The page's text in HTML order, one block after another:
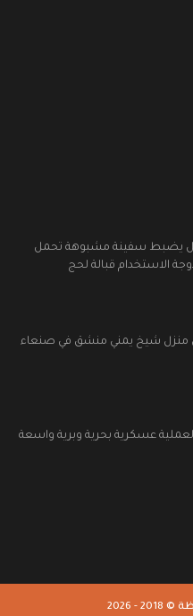
يضبط سفينة مشبوهة تحمل
منزل شيخ يمني منشق في صنعاء
عسكرية بحرية وبرية واسعة
- 2026